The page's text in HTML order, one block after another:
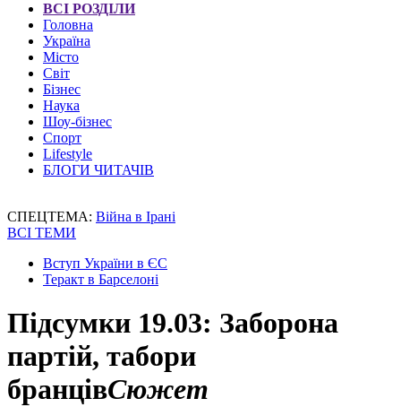
ВСІ РОЗДІЛИ
Головна
Україна
Місто
Світ
Бізнес
Наука
Шоу-бізнес
Спорт
Lifestyle
БЛОГИ ЧИТАЧІВ
СПЕЦТЕМА: Війна в Ірані
ВСІ ТЕМИ
Вступ України в ЄС
Теракт в Барселоні
Підсумки 19.03: Заборона
партій, табори
бранцівСюжет